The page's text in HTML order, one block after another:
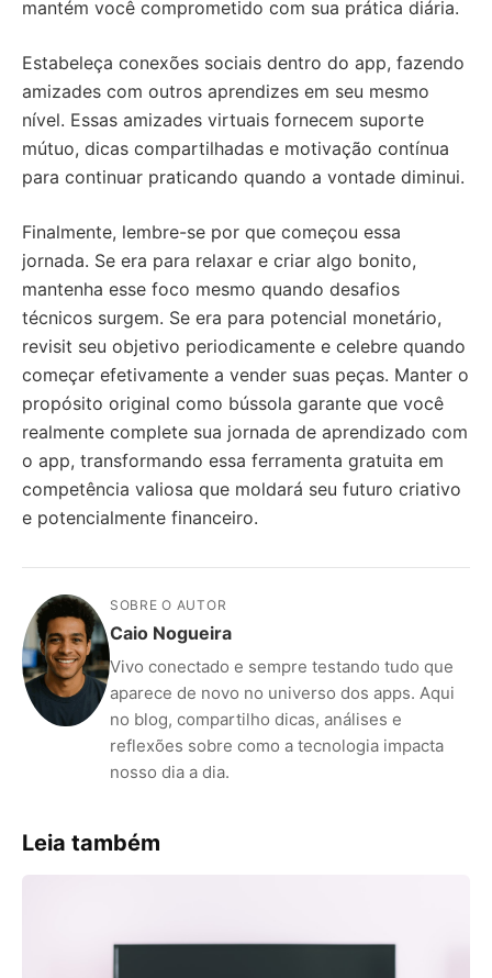
mantém você comprometido com sua prática diária.
Estabeleça conexões sociais dentro do app, fazendo
amizades com outros aprendizes em seu mesmo
nível. Essas amizades virtuais fornecem suporte
mútuo, dicas compartilhadas e motivação contínua
para continuar praticando quando a vontade diminui.
Finalmente, lembre-se por que começou essa
jornada. Se era para relaxar e criar algo bonito,
mantenha esse foco mesmo quando desafios
técnicos surgem. Se era para potencial monetário,
revisit seu objetivo periodicamente e celebre quando
começar efetivamente a vender suas peças. Manter o
propósito original como bússola garante que você
realmente complete sua jornada de aprendizado com
o app, transformando essa ferramenta gratuita em
competência valiosa que moldará seu futuro criativo
e potencialmente financeiro.
SOBRE O AUTOR
Caio Nogueira
Vivo conectado e sempre testando tudo que
aparece de novo no universo dos apps. Aqui
no blog, compartilho dicas, análises e
reflexões sobre como a tecnologia impacta
nosso dia a dia.
Leia também